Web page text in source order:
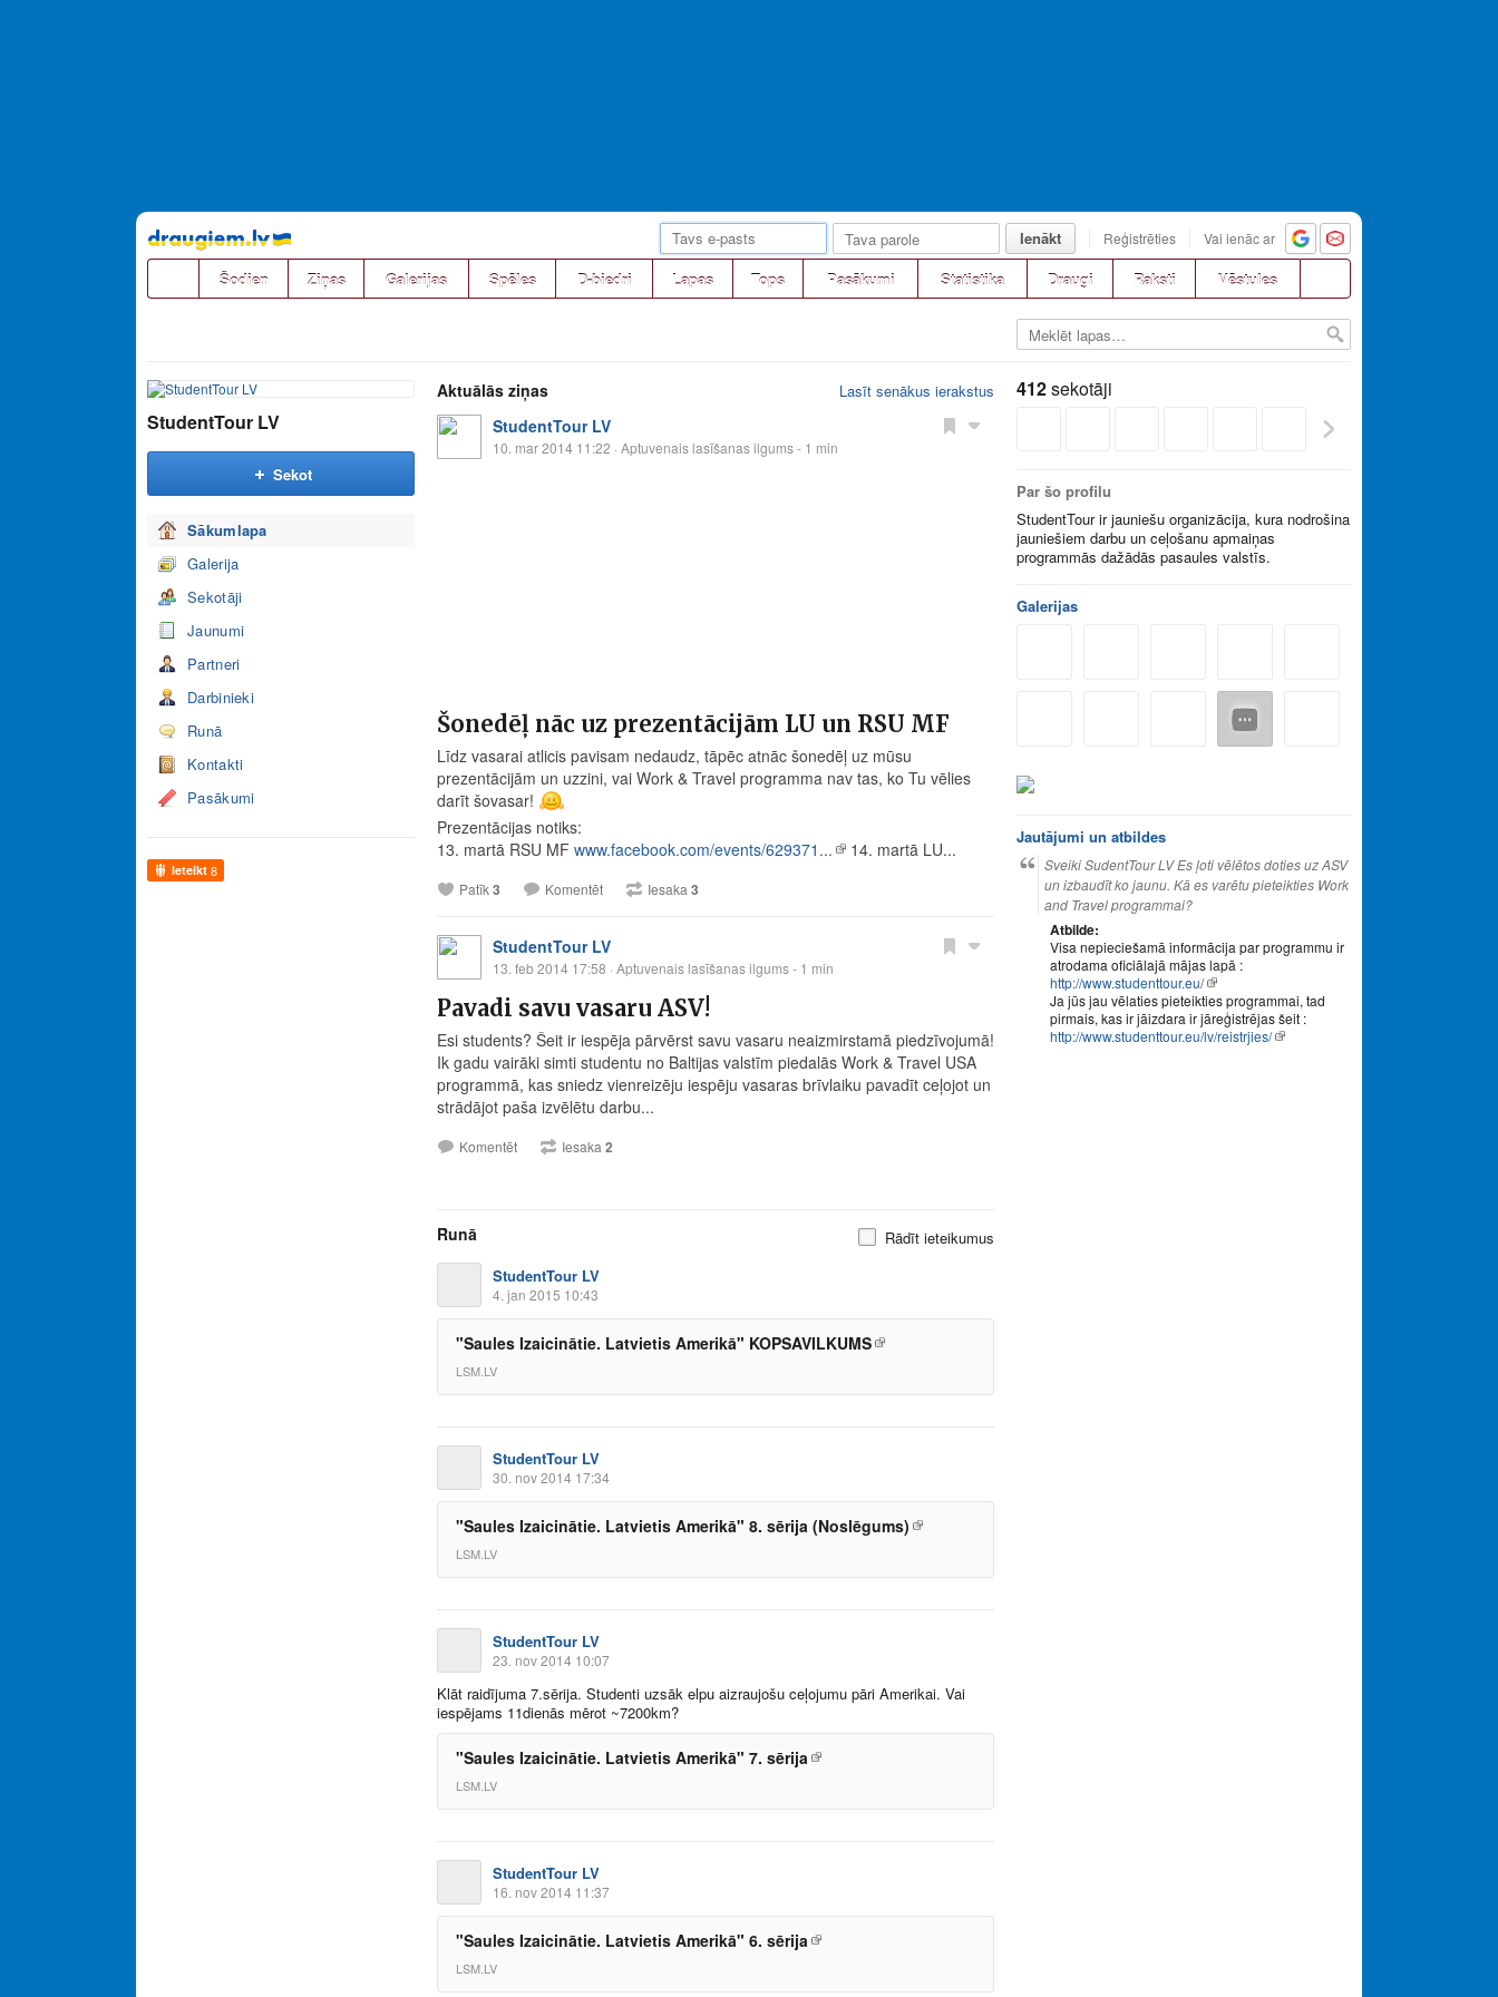
Pāriet
uz
saturu
Ienākt Reģistrēties Vai ienāc ar
Šodien Ziņas Galerijas Spēles D-biedri Lapas Tops Pasākumi Statistika Draugi Raksti Vēstules
StudentTour LV
Sekot
Sākumlapa
Galerija
Sekotāji
Jaunumi
Partneri
Darbinieki
Runā
Kontakti
Pasākumi
Ieteikt 8
Aktuālās ziņas Lasīt senākus ierakstus
StudentTour LV
10. mar 2014 11:22 · Aptuvenais lasīšanas ilgums - 1 min
Šonedēļ nāc uz prezentācijām LU un RSU MF
Līdz vasarai atlicis pavisam nedaudz, tāpēc atnāc šonedēļ uz mūsu
prezentācijām un uzzini, vai Work & Travel programma nav tas, ko Tu vēlies
darīt šovasar!
Prezentācijas notiks:
13. martā RSU MF www.facebook.com/events/629371... 14. martā LU...
Patīk3 Komentēt Iesaka 3
StudentTour LV
13. feb 2014 17:58 · Aptuvenais lasīšanas ilgums - 1 min
Pavadi savu vasaru ASV!
Esi students? Šeit ir iespēja pārvērst savu vasaru neaizmirstamā piedzīvojumā!
Ik gadu vairāki simti studentu no Baltijas valstīm piedalās Work & Travel USA
programmā, kas sniedz vienreizēju iespēju vasaras brīvlaiku pavadīt ceļojot un
strādājot paša izvēlētu darbu...
Komentēt Iesaka 2
Runā
Rādīt ieteikumus
StudentTour LV
4. jan 2015 10:43
"Saules Izaicinātie. Latvietis Amerikā" KOPSAVILKUMS
LSM.LV
StudentTour LV
30. nov 2014 17:34
"Saules Izaicinātie. Latvietis Amerikā" 8. sērija (Noslēgums)
LSM.LV
StudentTour LV
23. nov 2014 10:07
Klāt raidījuma 7.sērija. Studenti uzsāk elpu aizraujošu ceļojumu pāri Amerikai. Vai
iespējams 11dienās mērot ~7200km?
"Saules Izaicinātie. Latvietis Amerikā" 7. sērija
LSM.LV
StudentTour LV
16. nov 2014 11:37
"Saules Izaicinātie. Latvietis Amerikā" 6. sērija
LSM.LV
412sekotāji
Par šo profilu
StudentTour ir jauniešu organizācija, kura nodrošina
jauniešiem darbu un ceļošanu apmaiņas
programmās dažādās pasaules valstīs.
Galerijas
Jautājumi un atbildes
Sveiki SudentTour LV Es ļoti vēlētos doties uz ASV
un izbaudīt ko jaunu. Kā es varētu pieteikties Work
and Travel programmai?
Atbilde:
Visa nepieciešamā informācija par programmu ir
atrodama oficiālajā mājas lapā :
http://www.studenttour.eu/
Ja jūs jau vēlaties pieteikties programmai, tad
pirmais, kas ir jāizdara ir jāreģistrējas šeit :
http://www.studenttour.eu/lv/reistrjies/